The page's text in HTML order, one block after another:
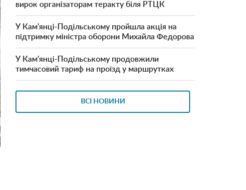
вирок організаторам теракту біля РТЦК
У Кам’янці-Подільському пройшла акція на
підтримку міністра оборони Михайла Федорова
У Кам’янці-Подільському продовжили
тимчасовий тариф на проїзд у маршрутках
ВСІ НОВИНИ